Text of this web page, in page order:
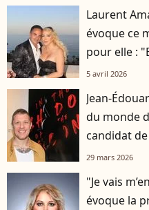
Laurent
évoque ce
pour elle :
5 avril 2026
Jean-
du monde
candidat
29 mars 2026
"Je vais
évoque la